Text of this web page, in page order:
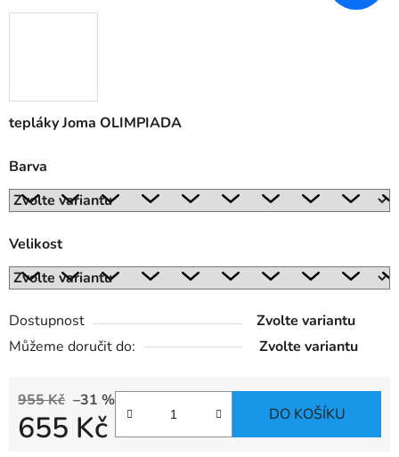
tepláky Joma OLIMPIADA
Barva
Velikost
Dostupnost
Zvolte variantu
Můžeme doručit do:
Zvolte variantu
955 Kč –31 %
655 Kč DO KOŠÍKU